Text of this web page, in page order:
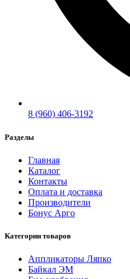
8 (960) 406-3192
Разделы
Главная
Каталог
Контакты
Оплата и доставка
Производители
Бонус Арго
Категории товаров
Аппликаторы Ляпко
Байкал ЭМ